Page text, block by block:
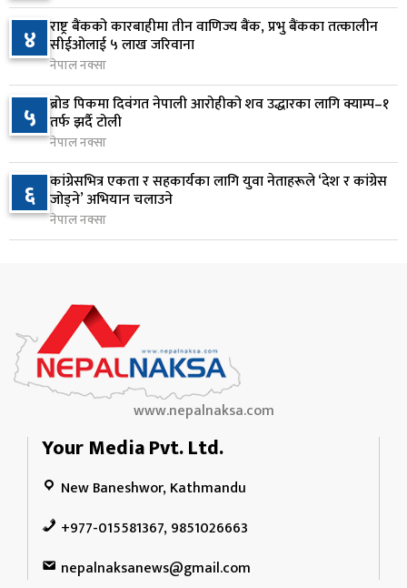
८
सुनसरी र सिरहाका घटनाका पीडितलाई राहत र उपचार
दिने सरकारको निर्णय
१ दिन अघि
९
कृषि क्षेत्रलाई आत्मनिर्भर बनाउने लक्ष्यसहित राष्ट्रिय कृषि
नीति २०८३ जारी
१ दिन अघि
१० नेपाल टेलिकमले बक्यौता महसुलमा जरिवाना छुट दिने
१ दिन अघि
४ राष्ट्र बैंकको कारबाहीमा तीन वाणिज्य बैंक, प्रभु बैंकका तत्कालीन
सीईओलाई ५ लाख जरिवाना
नेपाल नक्सा
५ ब्रोड पिकमा दिवंगत नेपाली आरोहीको शव उद्धारका लागि क्याम्प–१
तर्फ झर्दै टोली
नेपाल नक्सा
६ कांग्रेसभित्र एकता र सहकार्यका लागि युवा नेताहरूले ‘देश र कांग्रेस
जोड्ने’ अभियान चलाउने
नेपाल नक्सा
www.nepalnaksa.com
Your Media Pvt. Ltd.
New Baneshwor, Kathmandu
+977-015581367, 9851026663
nepalnaksanews@gmail.com